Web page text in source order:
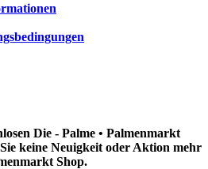
Die - Palme • Palmenmarkt
keine Neuigkeit oder Aktion mehr
Shop.